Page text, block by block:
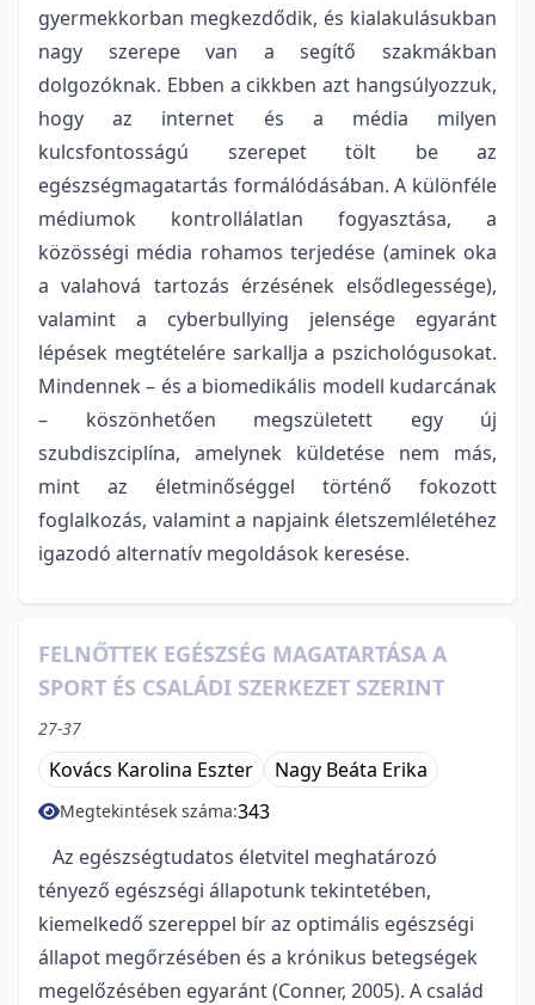
gyermekkorban megkezdődik, és kialakulásukban
nagy szerepe van a segítő szakmákban
dolgozóknak. Ebben a cikkben azt hangsúlyozzuk,
hogy az internet és a média milyen
kulcsfontosságú szerepet tölt be az
egészségmagatartás formálódásában. A különféle
médiumok kontrollálatlan fogyasztása, a
közösségi média rohamos terjedése (aminek oka
a valahová tartozás érzésének elsődlegessége),
valamint a cyberbullying jelensége egyaránt
lépések megtételére sarkallja a pszichológusokat.
Mindennek – és a biomedikális modell kudarcának
– köszönhetően megszületett egy új
szubdiszciplína, amelynek küldetése nem más,
mint az életminőséggel történő fokozott
foglalkozás, valamint a napjaink életszemléletéhez
igazodó alternatív megoldások keresése.
FELNŐTTEK EGÉSZSÉG MAGATARTÁSA A
SPORT ÉS CSALÁDI SZERKEZET SZERINT
27-37
Kovács Karolina Eszter Nagy Beáta Erika
Megtekintések száma:343
Az egészségtudatos életvitel meghatározó
tényező egészségi állapotunk tekintetében,
kiemelkedő szereppel bír az optimális egészségi
állapot megőrzésében és a krónikus betegségek
megelőzésében egyaránt (Conner, 2005). A család